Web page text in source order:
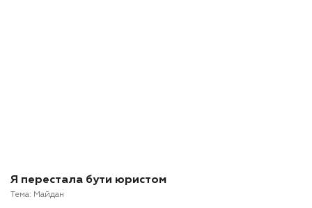
Я перестала бути юристом
Тема: Майдан